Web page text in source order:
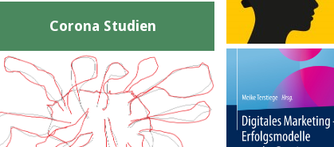
Corona Studien